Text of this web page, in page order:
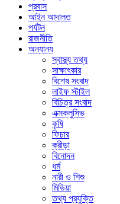
প্রবাস
আইন আদালত
পর্যটন
রাজনীতি
অন্যান্য
স্বাস্থ্য তথ্য
সাক্ষাৎকার
বিশেষ সংবাদ
লাইফ স্টাইল
বিচিত্র সংবাদ
এক্সক্লুসিভ
কৃষি
ফিচার
ক্রীড়া
বিনোদন
ধর্ম
নারী ও শিশু
মিডিয়া
তথ্য প্রযুক্তি